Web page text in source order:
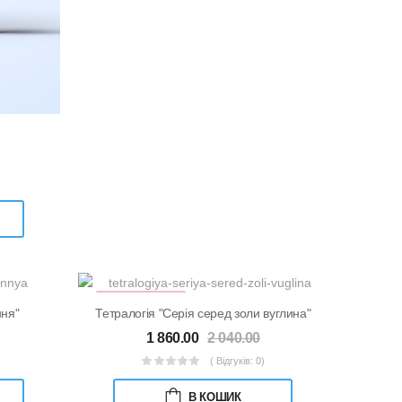
НАБІР
Тетралогія "Серія серед золи вуглина"
1 860.00 2 040.00
( Відгуків: 0)
В КОШИК